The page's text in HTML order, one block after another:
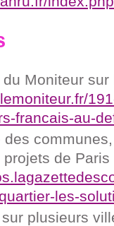
Moniteur
francais-au-
des
de
les-
sur plusieurs